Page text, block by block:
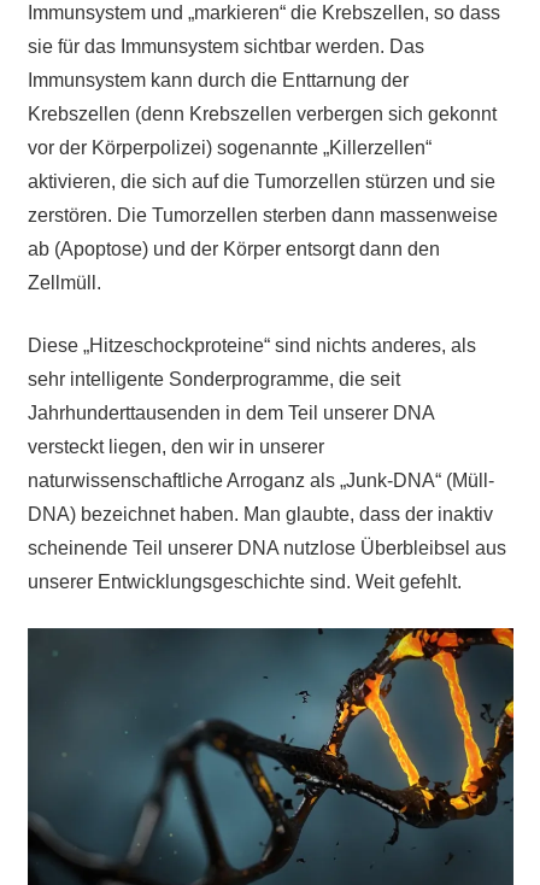
Immunsystem und „markieren“ die Krebszellen, so dass
sie für das Immunsystem sichtbar werden. Das
Immunsystem kann durch die Enttarnung der
Krebszellen (denn Krebszellen verbergen sich gekonnt
vor der Körperpolizei) sogenannte „Killerzellen“
aktivieren, die sich auf die Tumorzellen stürzen und sie
zerstören. Die Tumorzellen sterben dann massenweise
ab (Apoptose) und der Körper entsorgt dann den
Zellmüll.
Diese „Hitzeschockproteine“ sind nichts anderes, als
sehr intelligente Sonderprogramme, die seit
Jahrhunderttausenden in dem Teil unserer DNA
versteckt liegen, den wir in unserer
naturwissenschaftliche Arroganz als „Junk-DNA“ (Müll-
DNA) bezeichnet haben. Man glaubte, dass der inaktiv
scheinende Teil unserer DNA nutzlose Überbleibsel aus
unserer Entwicklungsgeschichte sind. Weit gefehlt.